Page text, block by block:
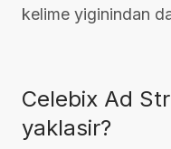
kelime yiginindan
Celebix Ad
yaklasir?